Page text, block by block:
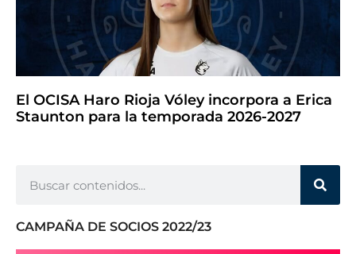
El OCISA Haro Rioja Vóley incorpora a Erica
Staunton para la temporada 2026-2027
CAMPAÑA DE SOCIOS 2022/23